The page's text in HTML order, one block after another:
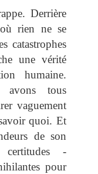
Derrière
rien ne se
catastrophes
une vérité
humaine.
avons tous
vaguement
quoi. Et
de son
-
pour